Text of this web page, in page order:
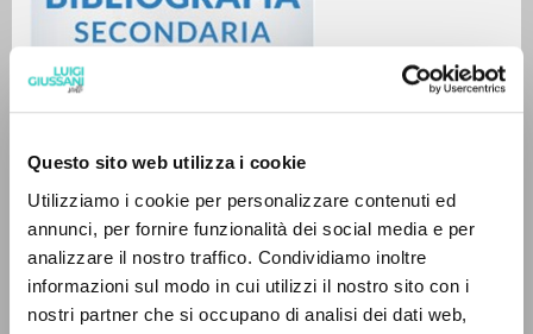
Questo sito web utilizza i cookie
Utilizziamo i cookie per personalizzare contenuti ed
annunci, per fornire funzionalità dei social media e per
analizzare il nostro traffico. Condividiamo inoltre
informazioni sul modo in cui utilizzi il nostro sito con i
nostri partner che si occupano di analisi dei dati web,
0DOCUMENTI TROVATI